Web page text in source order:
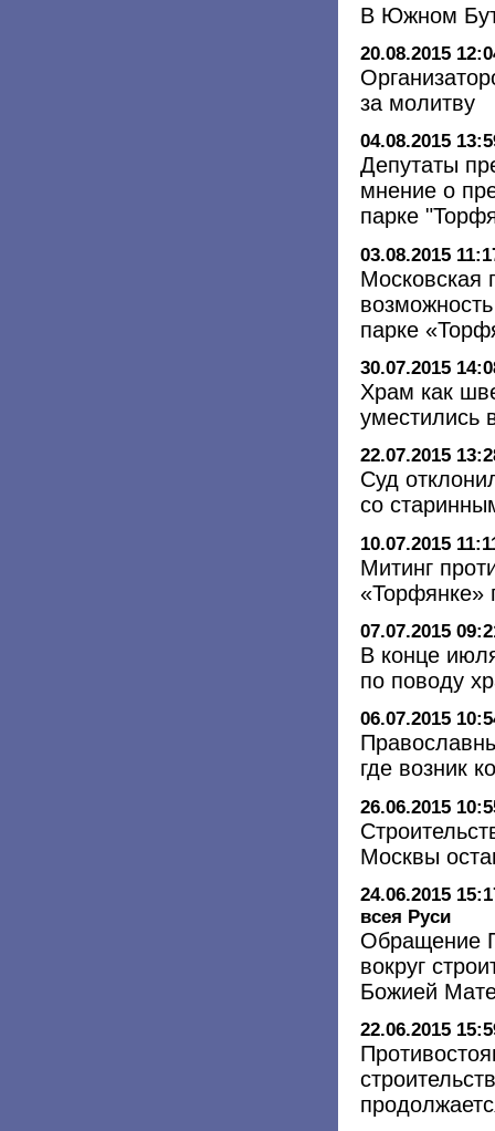
В Южном
20.08.2015
за молитву
04.08.2015
Депутаты
мнение о
парке
03.08.2015
Московская
парке
30.07.2015
Храм как
уместились
22.07.2015
Суд
со
10.07.2015
Митинг
«Торфянке»
07.07.2015
В конце
по поводу
06.07.2015
где возник
26.06.2015
Москвы
24.06.2015
всея Руси
Обращение
вокруг
Божией
22.06.2015